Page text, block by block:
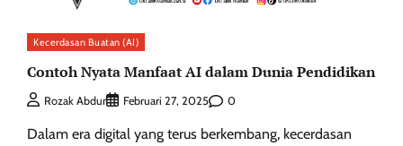
Kecerdasan Buatan (AI)
Contoh Nyata Manfaat AI dalam Dunia Pendidikan
Rozak Abdur Februari 27, 2025 0
Dalam era digital yang terus berkembang, kecerdasan